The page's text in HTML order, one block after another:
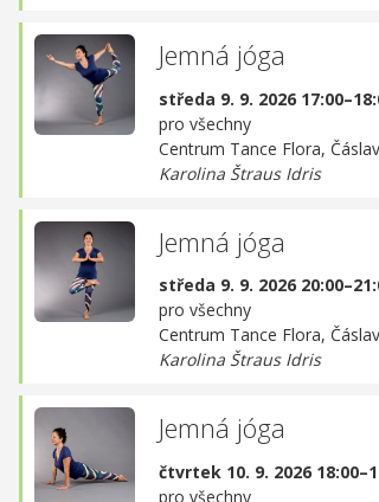
Jemná jóga
středa 9. 9. 2026
pro všechny
Centrum Tance Flora,
Karolina Štraus Idris
Jemná jóga
středa 9. 9. 2026
pro všechny
Centrum Tance Flora,
Karolina Štraus Idris
Jemná jóga
čtvrtek 10. 9. 2026
pro všechny